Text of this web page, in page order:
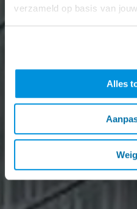
verzameld op basis van
Alles